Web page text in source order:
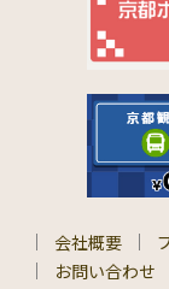
会社概要
お問い合わせ